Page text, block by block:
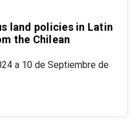
land policies in Latin
the Chilean
a 10 de Septiembre de